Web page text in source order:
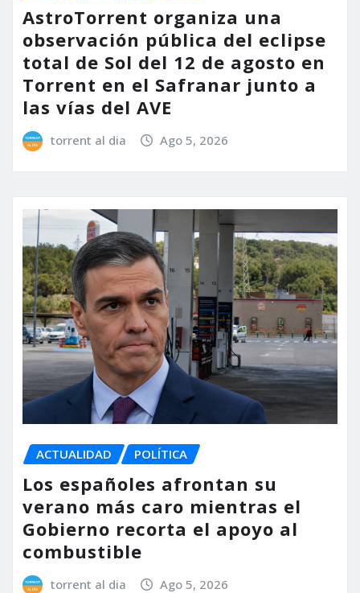
AstroTorrent organiza una
observación pública del eclipse
total de Sol del 12 de agosto en
Torrent en el Safranar junto a
las vías del AVE
torrent al dia Ago 5, 2026
ACTUALIDAD POLÍTICA
Los españoles afrontan su
verano más caro mientras el
Gobierno recorta el apoyo al
combustible
torrent al dia Ago 5, 2026